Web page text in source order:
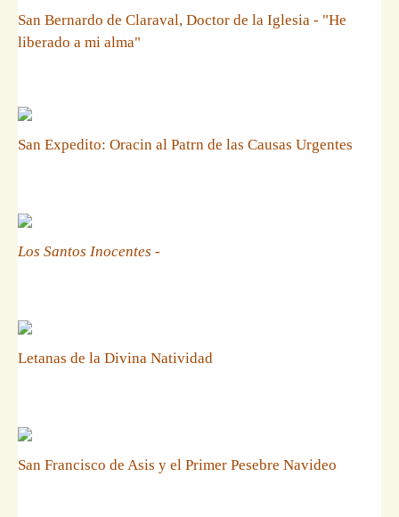
San Bernardo de Claraval, Doctor de la Iglesia - "He
liberado a mi alma"
San Expedito: Oracin al Patrn de las Causas Urgentes
Los Santos Inocentes -
Letanas de la Divina Natividad
San Francisco de Asis y el Primer Pesebre Navideo